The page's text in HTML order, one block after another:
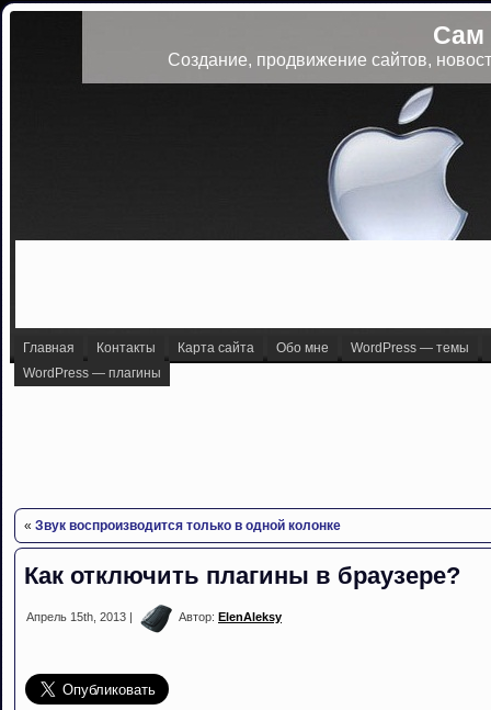
Сам
Создание, продвижение сайтов,
Главная Контакты Карта сайта Обо мне
WordPress — темы
WordPress — плагины
« Звук воспроизводится только в одной колонке
Как отключить плагины в браузере?
Апрель 15th, 2013 | Автор: ElenAleksy